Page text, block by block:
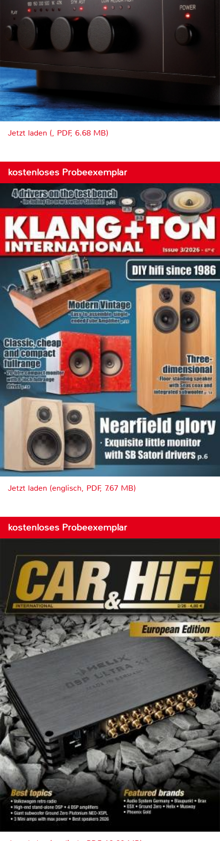
Jetzt laden (, PDF, 6.68 MB)
kostenloses Probeexemplar
Jetzt laden (englisch, PDF, 7.67 MB)
kostenloses Probeexemplar